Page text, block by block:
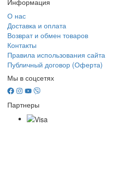
О нас
Доставка и оплата
Возврат и обмен товаров
Контакты
Правила использования сайта
Публичный договор (Оферта)
Мы в соцсетях
Партнеры